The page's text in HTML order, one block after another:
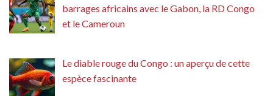
barrages africains avec le Gabon, la RD Congo
et le Cameroun
Le diable rouge du Congo : un aperçu de cette
espèce fascinante